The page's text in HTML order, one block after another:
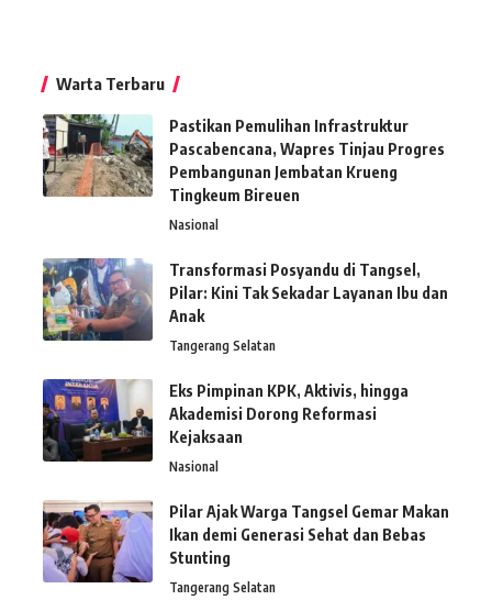
Warta Terbaru
Pastikan Pemulihan Infrastruktur
Pascabencana, Wapres Tinjau Progres
Pembangunan Jembatan Krueng
Tingkeum Bireuen
Nasional
Transformasi Posyandu di Tangsel,
Pilar: Kini Tak Sekadar Layanan Ibu dan
Anak
Tangerang Selatan
Eks Pimpinan KPK, Aktivis, hingga
Akademisi Dorong Reformasi
Kejaksaan
Nasional
Pilar Ajak Warga Tangsel Gemar Makan
Ikan demi Generasi Sehat dan Bebas
Stunting
Tangerang Selatan